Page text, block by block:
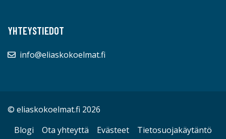
YHTEYSTIEDOT
info@eliaskokoelmat.fi
© eliaskokoelmat.fi 2026
Blogi
Ota yhteyttä Evästeet
Tietosuojakäytäntö